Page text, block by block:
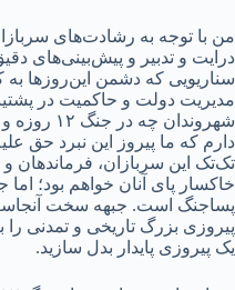
من با توجه به رشادت‌های
درایت و تدبیر و پیش‌بینی‌های
سناریویی که دشمن این‌روزها به
مدیریت دولت و حاکمیت در
شهروندان
دارم که ما پیروز این نبرد حق
تک‌تک این سربازان، فرماندهان
خاکسار پای آنان خواهم بود؛
پساجنگ است. جبهه سخت
پیروزی بزرگ تاریخی و تمدنی را
یک پیروزی پایدار بدل سازید.